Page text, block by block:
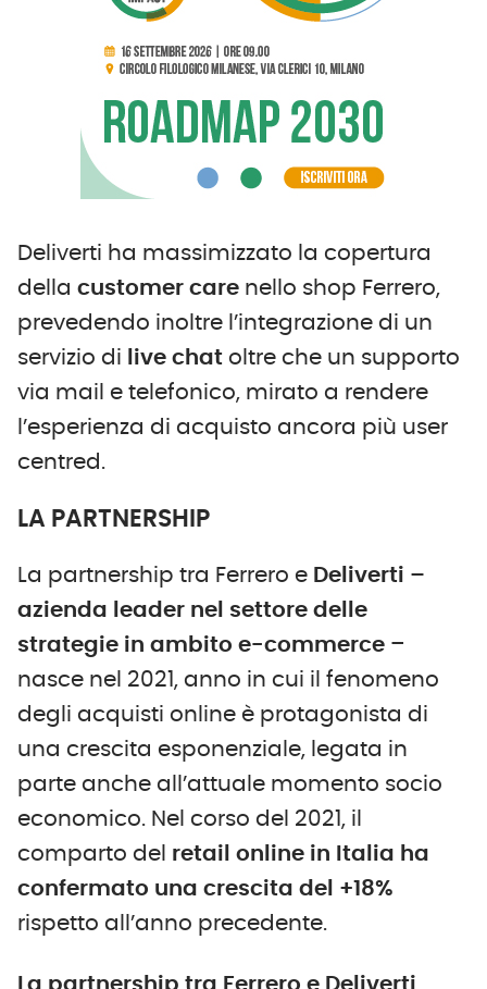
Deliverti ha massimizzato la copertura
della customer care nello shop Ferrero,
prevedendo inoltre l’integrazione di un
servizio di
live chat oltre che un supporto
via mail e telefonico, mirato a rendere
l’esperienza di acquisto ancora più user
centred.
LA PARTNERSHIP
La partnership tra Ferrero e Deliverti –
azienda leader nel settore delle
strategie in ambito e-commerce –
nasce nel 2021, anno in cui il fenomeno
degli acquisti online è protagonista di
una crescita esponenziale, legata in
parte anche all’attuale momento socio
economico. Nel corso del 2021, il
comparto del retail online in Italia ha
confermato una crescita del +18%
rispetto all’anno precedente.